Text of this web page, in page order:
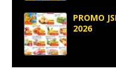
PROMO
2026